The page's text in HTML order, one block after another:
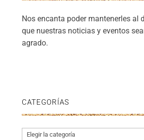
Nos encanta poder mantenerles al
que nuestras noticias y eventos
agrado.
CATEGORÍAS
Categorías